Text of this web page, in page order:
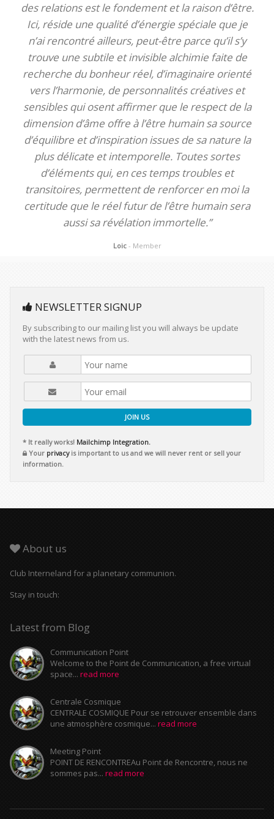
des relations est le fondement et la raison d’être.
Ici, réside une qualité d’énergie spéciale que je
n’ai rencontré ailleurs, peut-être parce qu’il s’y
trouve une subtile et invisible alchimie faite de
recherche du bonheur réel, d’imaginaire orienté
vers l’harmonie, de personnalités créatives et
sensibles qui osent affirmer que le respect de la
dimension d’âme offre à l’être humain sa source
d’équilibre et d’inspiration issues de sa nature la
plus délicate et intemporelle. Toutes sortes
d’éléments qui, en ces temps troubles et
transitoires, permettent de renforcer en moi la
certitude que le réel futur de l’être humain sera
aussi sa révélation immortelle.”
Loic - Member
NEWSLETTER SIGNUP
By subscribing to our mailing list you will always be update
with the latest news from us.
JOIN US
* It really works! Mailchimp Integration.
Your privacyis important to us and we will never rent or sell your
information.
About us
Club Interneland for a planetary communion.
Stay in touch:
Latest from Blog
Communication Point
Welcome to the Point de Communication, a free virtual
space... read more
Centrale Cosmique
CENTRALE COSMIQUE Pour se retrouver ensemble dans
une atmosphère cosmique... read more
Meeting Point
POINT DE RENCONTREAu Point de Rencontre, nous ne
sommes pas... read more